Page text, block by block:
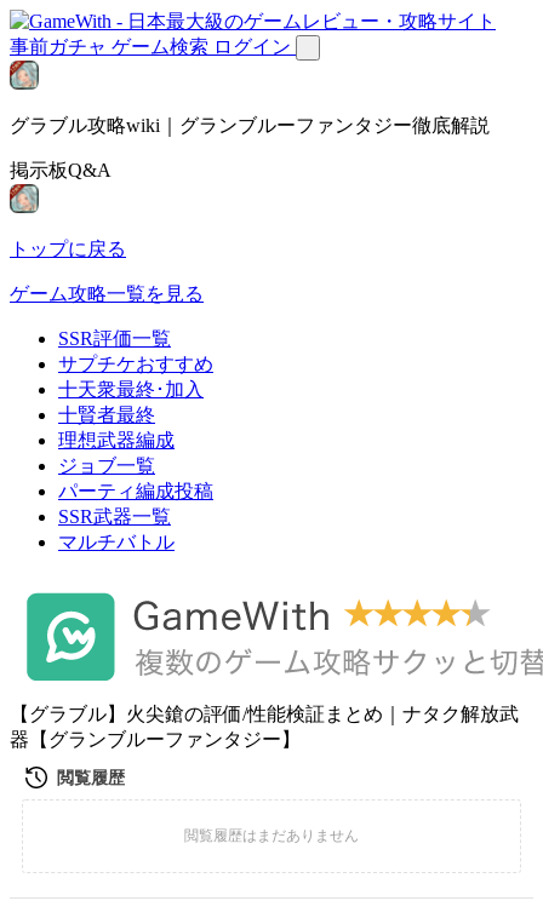
事前ガチャ ゲーム検索 ログイン
グラブル攻略wiki｜グランブルーファンタジー徹底解説
掲示板Q&A
トップに戻る
ゲーム攻略一覧を見る
SSR評価一覧
サプチケおすすめ
十天衆最終･加入
十賢者最終
理想武器編成
ジョブ一覧
パーティ編成投稿
SSR武器一覧
マルチバトル
【グラブル】火尖鎗の評価/性能検証まとめ｜ナタク解放武
器【グランブルーファンタジー】